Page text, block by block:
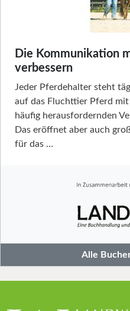
Die Kommunikation
verbessern
Jeder Pferdehalter steht
auf das Fluchttier Pferd
häufig herausfordernden
Das eröffnet aber auch
für das …
Alle